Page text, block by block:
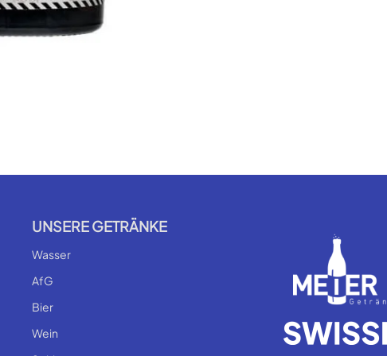
UNSERE GETRÄNKE
Wasser
AfG
Bier
Wein